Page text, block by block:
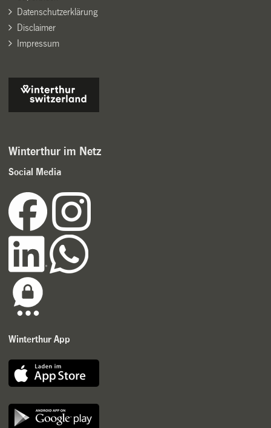
Datenschutzerklärung
Disclaimer
Impressum
Winterthur im Netz
Social Media
Winterthur App